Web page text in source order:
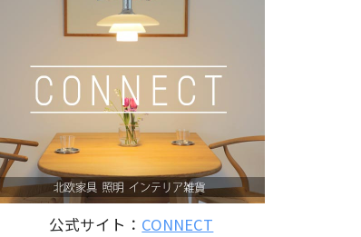
公式サイト： CONNECT